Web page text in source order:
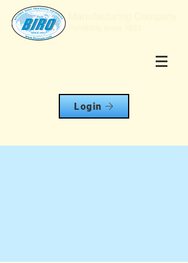
Login